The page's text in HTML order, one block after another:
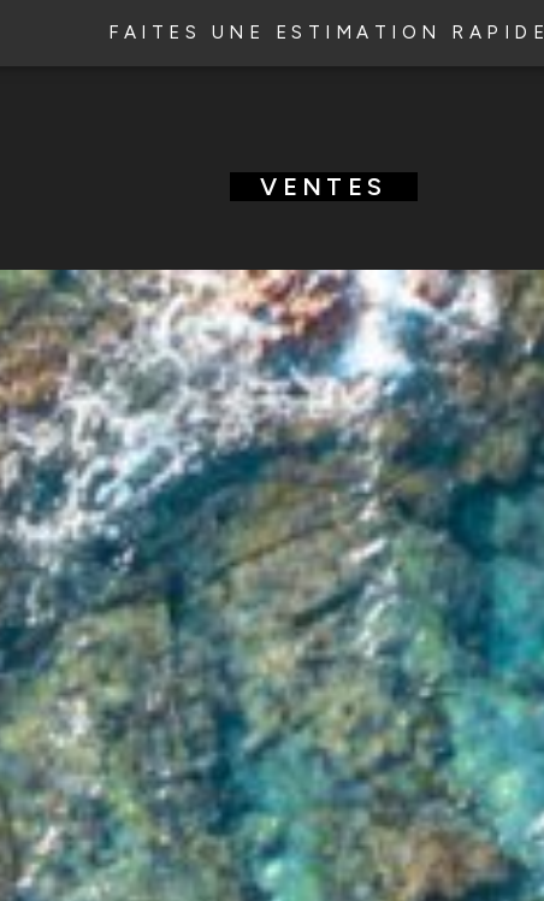
FAITES UNE ESTIMATION RAPIDE
VENTES